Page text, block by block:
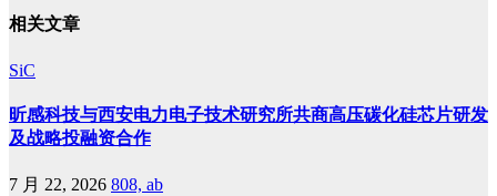
相关文章
SiC
昕感科技与西安电力电子技术研究所共商高压碳化硅芯片研发
及战略投融资合作
7 月 22, 2026 808, ab